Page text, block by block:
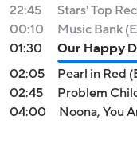
22:45
Stars' Top
00:10
Music Bank
01:30
Our Happy
02:05
Pearl in Red
02:45
Problem
04:00
Noona, You